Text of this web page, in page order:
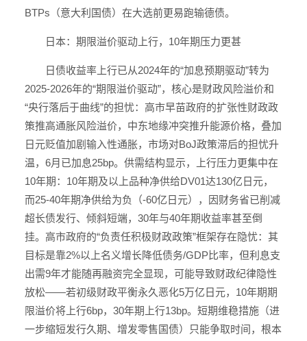
BTPs（意大利国债）在大选前更易跑输德债。
日本：期限溢价驱动上行，10年期压力更甚
日债收益率上行已从2024年的“加息预期驱动”转为
2025-2026年的“期限溢价驱动”，核心是财政风险溢价和
“央行落后于曲线”的担忧：高市早苗政府的扩张性财政政
策推高通胀风险溢价，中东地缘冲突推升能源价格，叠加
日元贬值加剧输入性通胀，市场对BoJ政策滞后的担忧升
温，6月已加息25bp。供需结构显示，上行压力更集中在
10年期：10年期及以上品种净供给DV01达130亿日元，
而25-40年期净供给为负（-60亿日元），因财务省已削减
超长债发行、倾斜短端，30年与40年期收益率甚至倒
挂。高市政府的“负责任积极财政政策”框架存在隐忧：其
目标是靠2%以上名义增长降低债务/GDP比率，但利息支
出需9年才能随再融资完全显现，可能导致财政纪律隐性
放松——若初级财政平衡永久恶化5万亿日元，10年期期
限溢价将上行6bp，30年期上行13bp。短期维稳措施（进
一步缩短发行久期、增发零售国债）只能争取时间，根本